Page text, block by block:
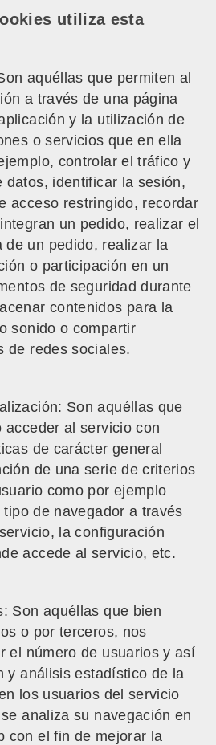
utiliza esta
aquéllas que permiten al
a través de una página
y la utilización de
o servicios que en ella
controlar el tráfico y
datos, identificar la sesión,
acceso restringido, recordar
un pedido, realizar el
de un pedido, realizar la
o participación en un
de seguridad durante
contenidos para la
sonido o compartir
de redes sociales.
Son aquéllas que
acceder al servicio con
de carácter general
de una serie de criterios
como por ejemplo
de navegador a través
la configuración
accede al servicio, etc.
Son aquéllas que bien
o por terceros, nos
el número de usuarios y así
y análisis estadístico de la
los usuarios del servicio
analiza su navegación en
con el fin de mejorar la